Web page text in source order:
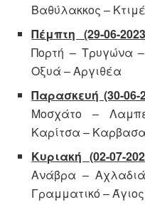
Βαθύλακκος –
Πέμπτη (29-06-
Πορτή – Τρυγώνα
Οξυά – Αργιθέα
Παρασκευή (30-06-
Μοσχάτο –
Καρίτσα –
Κυριακή (02-07-
Ανάβρα –
Γραμματικό –